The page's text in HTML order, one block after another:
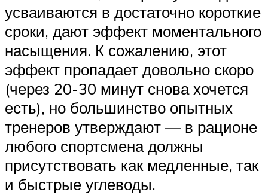
усваиваются в достаточно короткие
сроки, дают эффект моментального
насыщения. К сожалению, этот
эффект пропадает довольно скоро
(через 20-30 минут снова хочется
есть), но большинство опытных
тренеров утверждают — в рационе
любого спортсмена должны
присутствовать как медленные, так
и быстрые углеводы.